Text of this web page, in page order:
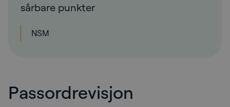
sårbare punkter
NSM
Passordrevisjon